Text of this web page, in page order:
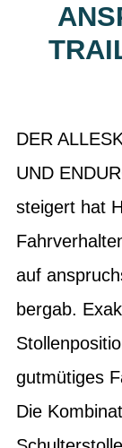
DER
UND
steigert hat
auf
bergab.
gutmütiges
Die